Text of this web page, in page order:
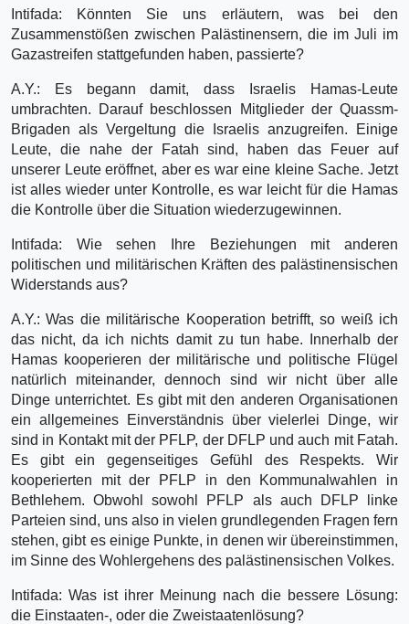
Intifada: Könnten Sie uns erläutern, was bei den
Zusammenstößen zwischen Palästinensern, die im Juli im
Gazastreifen stattgefunden haben, passierte?
A.Y.: Es begann damit, dass Israelis Hamas-Leute
umbrachten. Darauf beschlossen Mitglieder der Quassm-
Brigaden als Vergeltung die Israelis anzugreifen. Einige
Leute, die nahe der Fatah sind, haben das Feuer auf
unserer Leute eröffnet, aber es war eine kleine Sache. Jetzt
ist alles wieder unter Kontrolle, es war leicht für die Hamas
die Kontrolle über die Situation wiederzugewinnen.
Intifada: Wie sehen Ihre Beziehungen mit anderen
politischen und militärischen Kräften des palästinensischen
Widerstands aus?
A.Y.: Was die militärische Kooperation betrifft, so weiß ich
das nicht, da ich nichts damit zu tun habe. Innerhalb der
Hamas kooperieren der militärische und politische Flügel
natürlich miteinander, dennoch sind wir nicht über alle
Dinge unterrichtet. Es gibt mit den anderen Organisationen
ein allgemeines Einverständnis über vielerlei Dinge, wir
sind in Kontakt mit der PFLP, der DFLP und auch mit Fatah.
Es gibt ein gegenseitiges Gefühl des Respekts. Wir
kooperierten mit der PFLP in den Kommunalwahlen in
Bethlehem. Obwohl sowohl PFLP als auch DFLP linke
Parteien sind, uns also in vielen grundlegenden Fragen fern
stehen, gibt es einige Punkte, in denen wir übereinstimmen,
im Sinne des Wohlergehens des palästinensischen Volkes.
Intifada: Was ist ihrer Meinung nach die bessere Lösung:
die Einstaaten-, oder die Zweistaatenlösung?